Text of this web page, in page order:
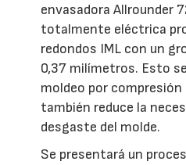
envasadora Allrounder
totalmente eléctrica
redondos IML con un
0,37 milímetros. Esto
moldeo por compresión
también reduce la
desgaste del molde.
Se presentará un